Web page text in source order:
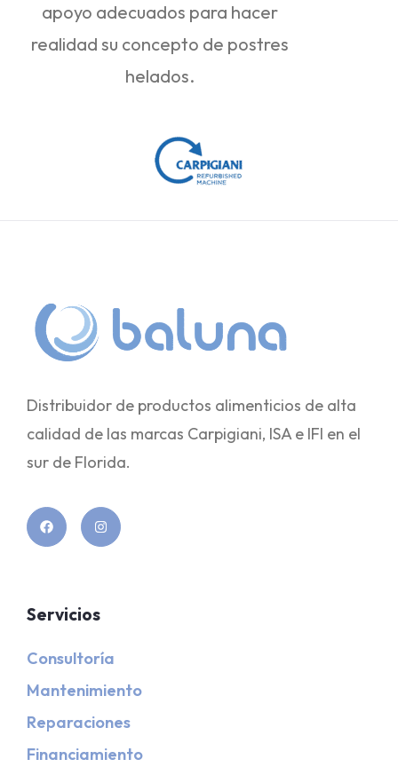
apoyo adecuados para hacer
realidad su concepto de postres
helados.
Distribuidor de productos alimenticios de alta
calidad de las marcas Carpigiani, ISA e IFI en el
sur de Florida.
Servicios
Consultoría
Mantenimiento
Reparaciones
Financiamiento